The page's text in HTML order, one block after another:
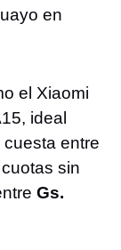
en
el Xiaomi
ideal
entre
sin
Gs.